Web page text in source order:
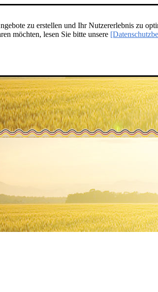
zu erstellen und Ihr Nutzererlebnis zu
möchten, lesen Sie bitte unsere